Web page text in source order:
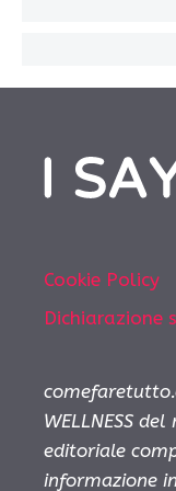
Cookie Policy
Dichiarazione
WELLNESS
editoriale
informazione